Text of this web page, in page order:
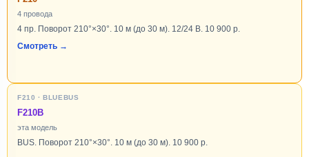
4 провода
4 пр. Поворот 210°×30°. 10 м (до 30 м). 12/24 В. 10 900 р.
Смотреть →
F210 · BLUEBUS
F210B
эта модель
BUS. Поворот 210°×30°. 10 м (до 30 м). 10 900 р.